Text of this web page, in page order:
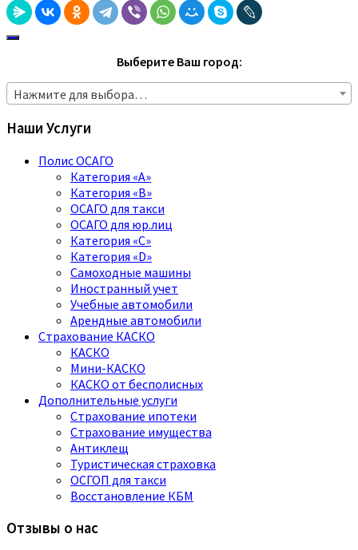
Выберите Ваш город:
Нажмите для выбора…
Наши Услуги
Полис ОСАГО
Категория «A»
Категория «B»
ОСАГО для такси
ОСАГО для юр.лиц
Категория «C»
Категория «D»
Самоходные машины
Иностранный учет
Учебные автомобили
Арендные автомобили
Страхование КАСКО
КАСКО
Мини-КАСКО
КАСКО от бесполисных
Дополнительные услуги
Страхование ипотеки
Страхование имущества
Антиклещ
Туристическая страховка
ОСГОП для такси
Восстановление КБМ
Отзывы о нас